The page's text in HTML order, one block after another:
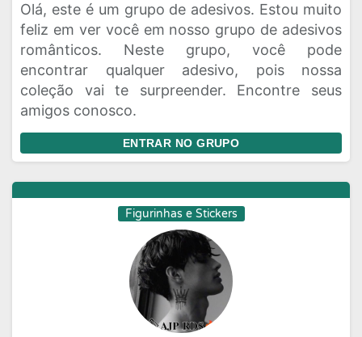
Olá, este é um grupo de adesivos. Estou muito
feliz em ver você em nosso grupo de adesivos
românticos. Neste grupo, você pode
encontrar qualquer adesivo, pois nossa
coleção vai te surpreender. Encontre seus
amigos conosco.
ENTRAR NO GRUPO
Figurinhas e Stickers